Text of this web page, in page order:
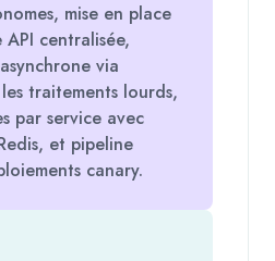
mise en place
centralisée,
via
traitements lourds,
par service avec
et pipeline
canary.